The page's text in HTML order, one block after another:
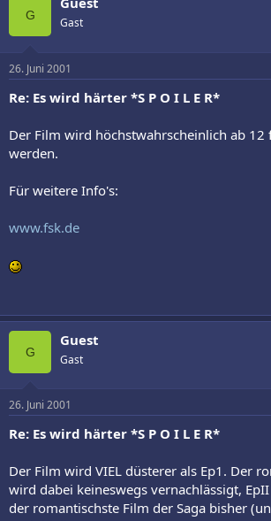
G Gast
26. Juni 2001
Re: Es wird härter *S P O I L E R*
Der Film wird höchstwahrscheinlich ab 12
werden.
Für weitere Info's:
www.fsk.de
G
Guest
Gast
26. Juni 2001
Re: Es wird härter *S P O I L E R*
Der Film wird VIEL düsterer als Ep1. Der
wird dabei keineswegs vernachlässigt,
der romantischste Film der Saga bisher